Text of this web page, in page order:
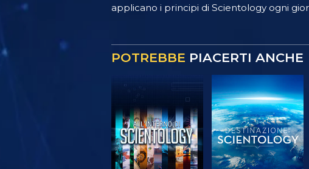
applicano i principi di Scientology ogni
POTREBBE PIACERTI ANCHE